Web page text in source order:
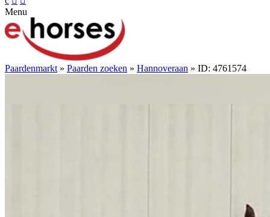
Menu
Paardenmarkt » Paarden zoeken » Hannoveraan » ID: 4761574